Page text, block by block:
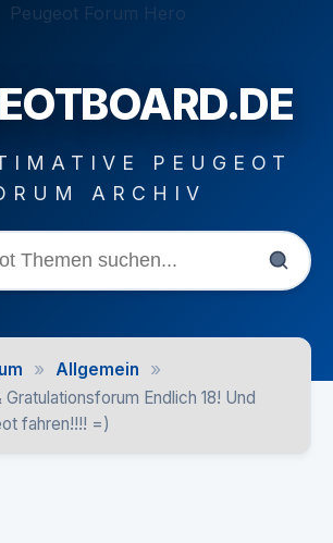
PEUGEOT
ARCHIV
» Allgemein »
Endlich 18! Und
fahren!!!! =)